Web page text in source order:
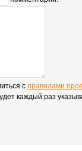
с правилами
каждый раз